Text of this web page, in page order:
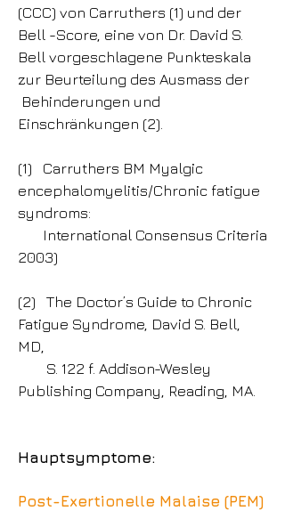
(CCC) von Carruthers (1) und der
Bell -Score, eine von Dr. David S.
Bell vorgeschlagene Punkteskala
zur Beurteilung des Ausmass der
Behinderungen und
Einschränkungen (2).
(1) Carruthers BM Myalgic
encephalomyelitis/Chronic fatigue
syndroms:
International Consensus Criteria
2003)
(2) The Doctor’s Guide to Chronic
Fatigue Syndrome, David S. Bell,
MD,
S. 122 f. Addison-Wesley
Publishing Company, Reading, MA.
Hauptsymptome:
Post-Exertionelle Malaise (PEM)